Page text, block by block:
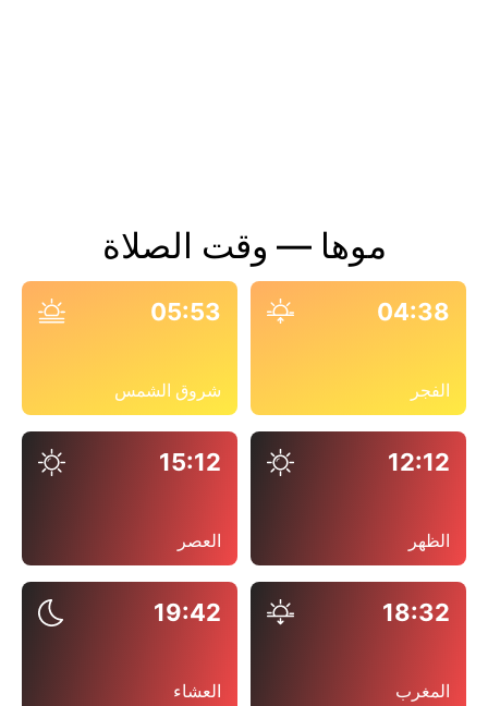
موها — وقت الصلاة
04:38
الفجر
05:53
شروق الشمس
12:12
الظهر
15:12
العصر
18:32
المغرب
19:42
العشاء